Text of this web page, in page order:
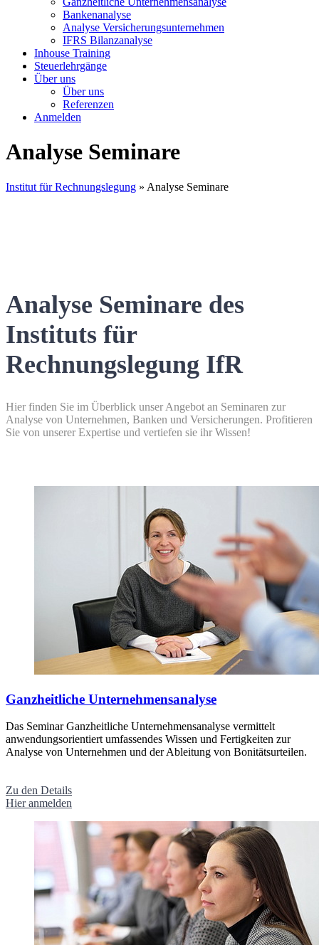
Bankenanalyse
Analyse Versicherungsunternehmen
IFRS Bilanzanalyse
Inhouse Training
Steuerlehrgänge
Über uns
Über uns
Referenzen
Anmelden
Analyse Seminare
Institut für Rechnungslegung » Analyse Seminare
Analyse Seminare des
Instituts für
Rechnungslegung IfR
Hier finden Sie im Überblick unser Angebot an Seminaren zur
Analyse von Unternehmen, Banken und Versicherungen. Profitieren
Sie von unserer Expertise und vertiefen sie ihr Wissen!
Ganzheitliche Unternehmensanalyse
Das Seminar Ganzheitliche Unternehmensanalyse vermittelt
anwendungsorientiert umfassendes Wissen und Fertigkeiten zur
Analyse von Unternehmen und der Ableitung von Bonitätsurteilen.
Zu den Details
Hier anmelden